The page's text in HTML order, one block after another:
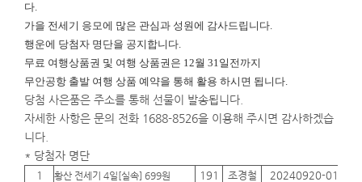
다.
가을 전세기 응모에 많은 관심과 성원에 감사드립니다.
행운에 당첨자 명단을 공지합니다.
무료 여행상품권 및 여행 상품권은 12월 31일전까지
무안공항 출발 여행 상품 예약을 통해 활용 하시면 됩니다.
당첨 사은품은 주소를 통해 선물이 발송됩니다.
자세한 사항은 문의 전화 1688-8526을 이용해 주시면 감사하겠습
니다.
* 당첨자 명단
1 황산 전세기 4일[실속] 699원 191 조경철 20240920-01